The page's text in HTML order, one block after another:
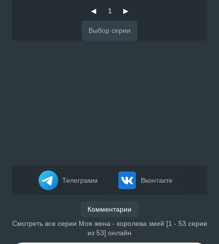
◀ 1 ▶
Телеграмм Вконтакте
Комментарии
Смотреть все серии Моя жена - королева змей [1 - 53 серии
из 53] онлайн